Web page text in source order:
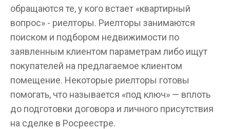
обращаются те, у кого встает «квартирный
вопрос» - риелторы. Риелторы занимаются
поиском и подбором недвижимости по
заявленным клиентом параметрам либо ищут
покупателей на предлагаемое клиентом
помещение. Некоторые риелторы готовы
помогать, что называется «под ключ» — вплоть
до подготовки договора и личного присутствия
на сделке в Росреестре.